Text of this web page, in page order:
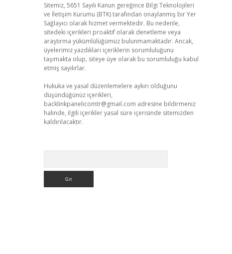
Sitemiz, 5651 Sayılı Kanun gereğince Bilgi Teknolojileri
ve İletişim Kurumu (BTK) tarafından onaylanmış bir Yer
Sağlayıcı olarak hizmet vermektedir. Bu nedenle,
sitedeki içerikleri proaktif olarak denetleme veya
araştırma yükümlülüğümüz bulunmamaktadır. Ancak,
üyelerimiz yazdıkları içeriklerin sorumluluğunu
taşımakta olup, siteye üye olarak bu sorumluluğu kabul
etmiş sayılırlar.
Hukuka ve yasal düzenlemelere aykırı olduğunu
düşündüğünüz içerikleri,
backlinkpanelicomtr@gmail.com adresine bildirmeniz
halinde, ilgili içerikler yasal süre içerisinde sitemizden
kaldırılacaktır.